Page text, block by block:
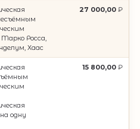
Росса,
Хаас
27 000,00
одну
15 800,00